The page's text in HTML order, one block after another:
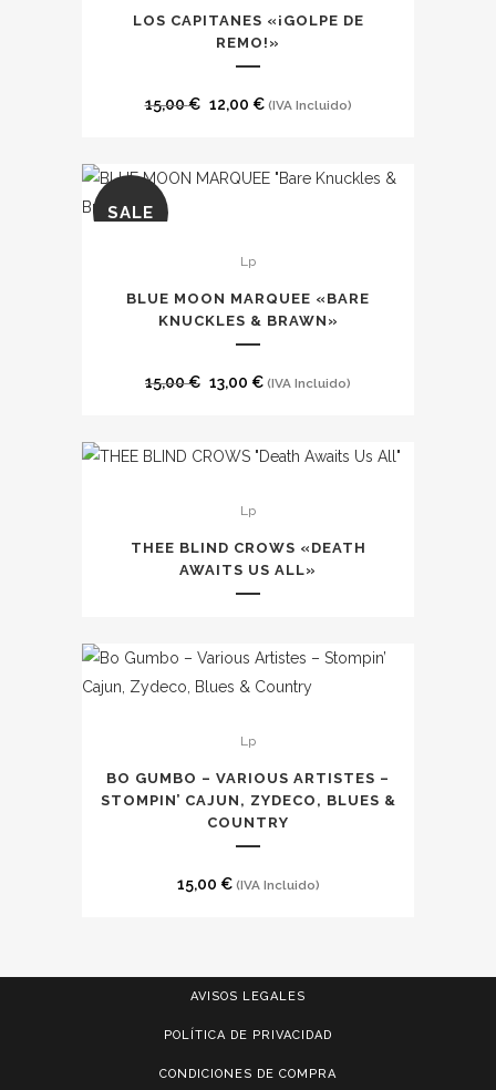
LOS CAPITANES «¡GOLPE DE
REMO!»
15,00€ El
era:
12,00 €El
es:
(IVA Incluido)
SALE
Lp
BLUE MOON MARQUEE «BARE
KNUCKLES & BRAWN»
15,00€ El
era:
13,00 €El
es:
(IVA Incluido)
opciones
se
Lp
THEE BLIND CROWS «DEATH
AWAITS US ALL»
Lp
BO GUMBO – VARIOUS ARTISTES –
STOMPIN’ CAJUN, ZYDECO, BLUES &
COUNTRY
15,00 € (IVA Incluido)
AVISOS LEGALES
POLÍTICA DE PRIVACIDAD
CONDICIONES DE COMPRA